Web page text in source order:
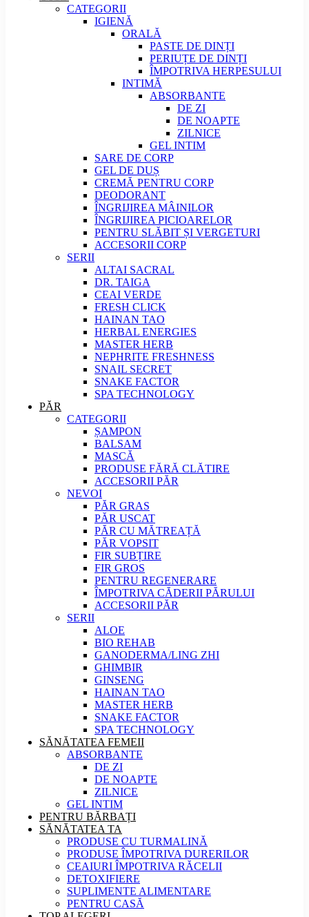
CATEGORII
IGIENĂ
ORALĂ
PASTE DE DINȚI
PERIUȚE DE DINȚI
ÎMPOTRIVA HERPESULUI
INTIMĂ
ABSORBANTE
DE ZI
DE NOAPTE
ZILNICE
GEL INTIM
SARE DE CORP
GEL DE DUȘ
CREMĂ PENTRU CORP
DEODORANT
ÎNGRIJIREA MÂINILOR
ÎNGRIJIREA PICIOARELOR
PENTRU SLĂBIT ȘI VERGETURI
ACCESORII CORP
SERII
ALTAI SACRAL
DR. TAIGA
CEAI VERDE
FRESH CLICK
HAINAN TAO
HERBAL ENERGIES
MASTER HERB
NEPHRITE FRESHNESS
SNAIL SECRET
SNAKE FACTOR
SPA TECHNOLOGY
PĂR
CATEGORII
ȘAMPON
BALSAM
MASCĂ
PRODUSE FĂRĂ CLĂTIRE
ACCESORII PĂR
NEVOI
PĂR GRAS
PĂR USCAT
PĂR CU MĂTREAȚĂ
PĂR VOPSIT
FIR SUBȚIRE
FIR GROS
PENTRU REGENERARE
ÎMPOTRIVA CĂDERII PĂRULUI
ACCESORII PĂR
SERII
ALOE
BIO REHAB
GANODERMA/LING ZHI
GHIMBIR
GINSENG
HAINAN TAO
MASTER HERB
SNAKE FACTOR
SPA TECHNOLOGY
SĂNĂTATEA FEMEII
ABSORBANTE
DE ZI
DE NOAPTE
ZILNICE
GEL INTIM
PENTRU BĂRBAȚI
SĂNĂTATEA TA
PRODUSE CU TURMALINĂ
PRODUSE ÎMPOTRIVA DURERILOR
CEAIURI ÎMPOTRIVA RĂCELII
DETOXIFIERE
SUPLIMENTE ALIMENTARE
PENTRU CASĂ